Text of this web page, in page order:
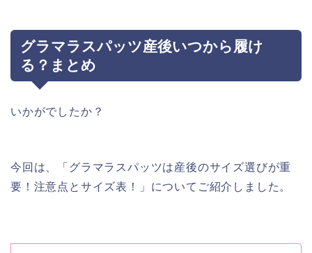
グラマラスパッツ産後いつから履け
る？まとめ
いかがでしたか？
今回は、「グラマラスパッツは産後のサイズ選びが重
要！注意点とサイズ表！」についてご紹介しました。